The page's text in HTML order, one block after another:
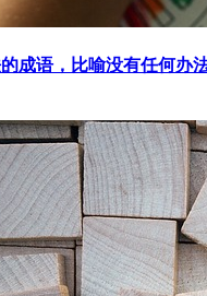
成语，比喻没有任何办